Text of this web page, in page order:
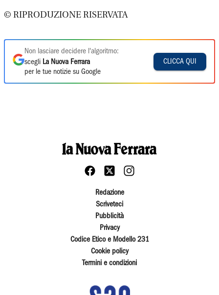
© RIPRODUZIONE RISERVATA
Non lasciare decidere l'algoritmo:
scegli La Nuova Ferrara
per le tue notizie su Google
CLICCA QUI
Redazione
Scriveteci
Pubblicità
Privacy
Codice Etico e Modello 231
Cookie policy
Termini e condizioni